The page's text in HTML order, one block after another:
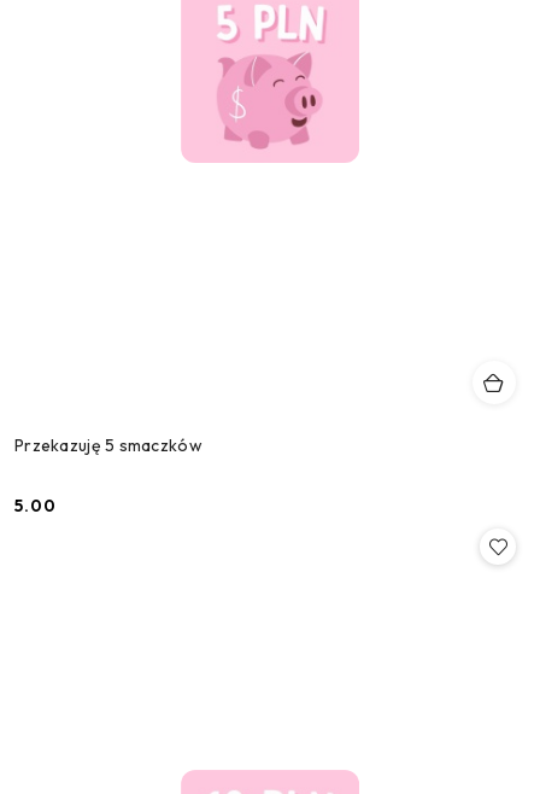
Przekazuję 5 smaczków
Cena:
5.00